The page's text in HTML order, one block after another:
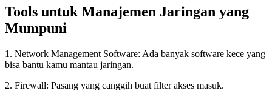
Tools untuk Manajemen Jaringan yang
Mumpuni
1. Network Management Software: Ada banyak software kece yang
bisa bantu kamu mantau jaringan.
2. Firewall: Pasang yang canggih buat filter akses masuk.